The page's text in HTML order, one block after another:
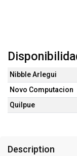
Nibble Arlegui
Novo Computacion
Quilpue
Description